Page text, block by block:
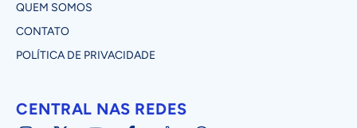
QUEM SOMOS
CONTATO
POLÍTICA DE PRIVACIDADE
CENTRAL NAS REDES